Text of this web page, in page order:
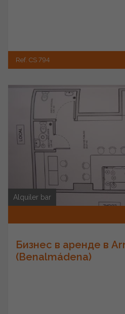
Ref. CS 794
Alquiler bar
Бизнес в аренде в
(Benalmádena)